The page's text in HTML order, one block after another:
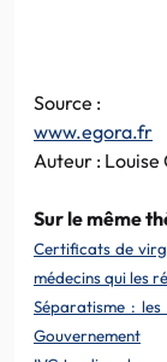
Source :
www.egora.fr
Auteur :
Sur le même
Certificats de
médecins qui les
Séparatisme :
Gouvernement